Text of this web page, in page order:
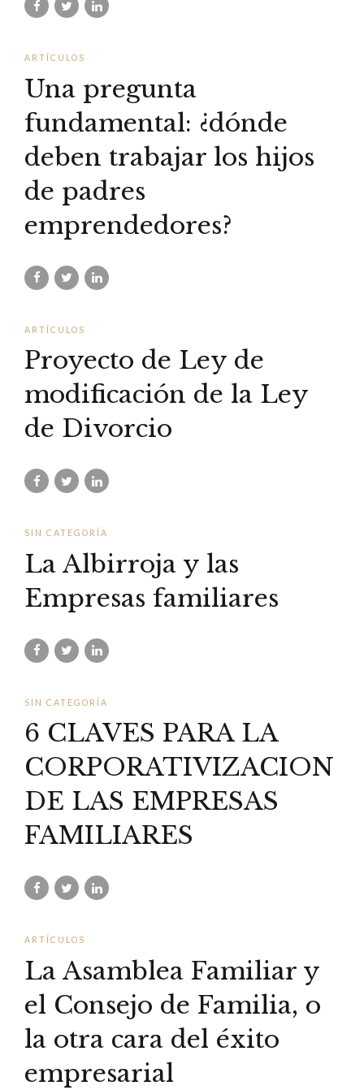
ARTÍCULOS
Una pregunta
fundamental: ¿dónde
deben trabajar los hijos
de padres
emprendedores?
ARTÍCULOS
Proyecto de Ley de
modificación de la Ley
de Divorcio
SIN CATEGORÍA
La Albirroja y las
Empresas familiares
SIN CATEGORÍA
6 CLAVES PARA LA
CORPORATIVIZACION
DE LAS EMPRESAS
FAMILIARES
ARTÍCULOS
La Asamblea Familiar y
el Consejo de Familia, o
la otra cara del éxito
empresarial